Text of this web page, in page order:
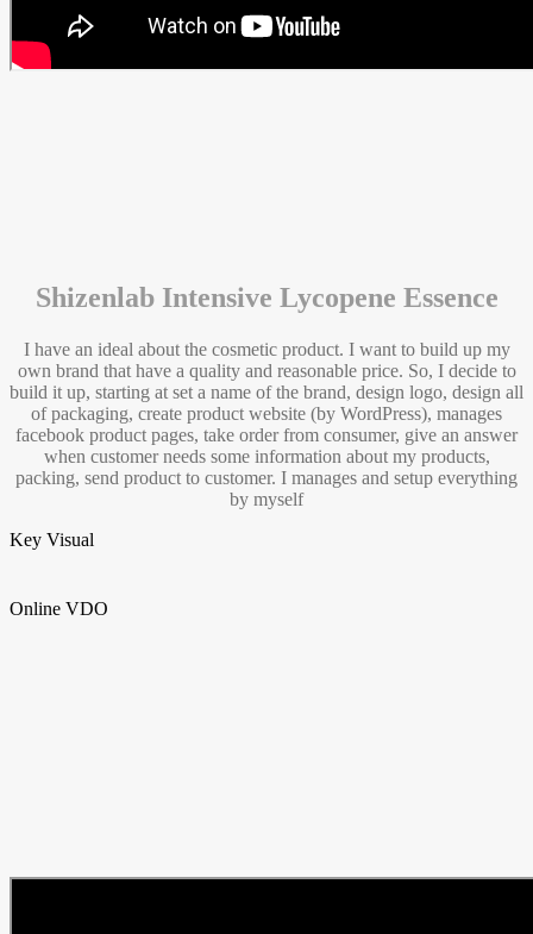
Shizenlab Intensive Lycopene Essence
I have an ideal about the cosmetic product. I want to build up my
own brand that have a quality and reasonable price. So, I decide to
build it up, starting at set a name of the brand, design logo, design all
of packaging, create product website (by WordPress), manages
facebook product pages, take order from consumer, give an answer
when customer needs some information about my products,
packing, send product to customer. I manages and setup everything
by myself
Key Visual
Online VDO